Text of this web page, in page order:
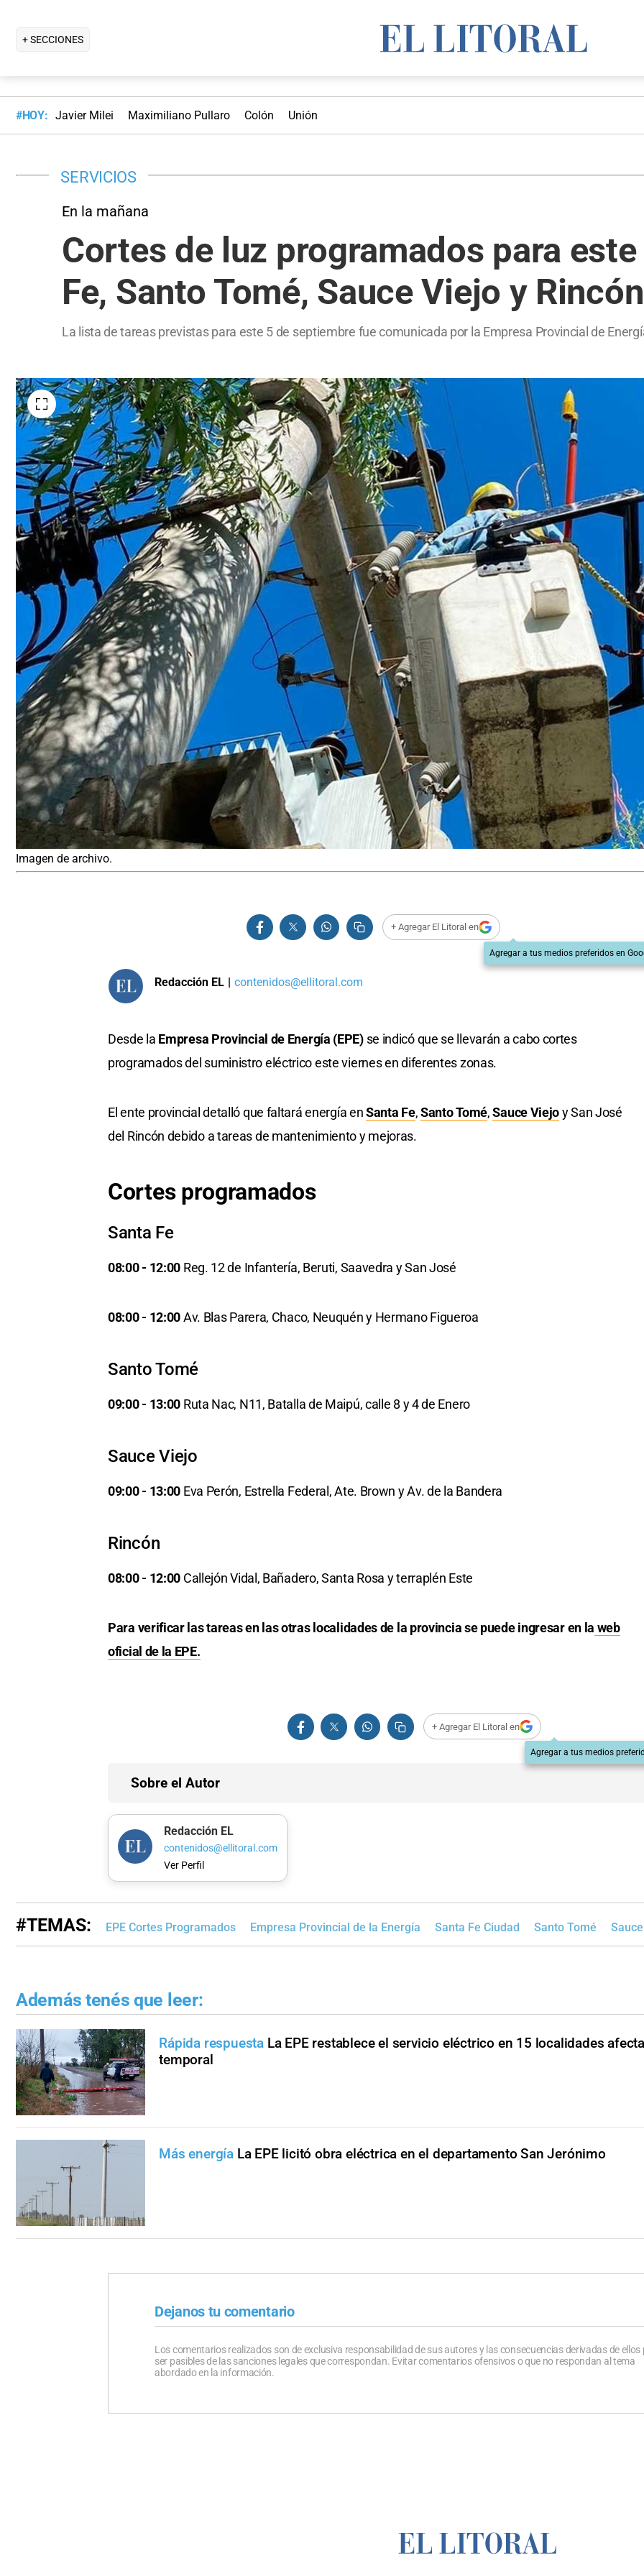
+ SECCIONES
#HOY: Javier Milei Maximiliano Pullaro Colón Unión
SERVICIOS
En la mañana
Cortes de luz programados para
Fe, Santo Tomé, Sauce Viejo y Rincón
La lista de tareas previstas para este 5 de septiembre fue comunicada por la Empresa Provincial de
Imagen de archivo.
+ Agregar El Litoral en
Agregar a tus medios preferidos en
Redacción EL | contenidos@ellitoral.com
Desde la Empresa Provincial de Energía (EPE) se indicó que se llevarán a cabo cortes
programados del suministro eléctrico este viernes en diferentes zonas.
El ente provincial detalló que faltará energía enSanta Fe,Santo Tomé,Sauce Viejoy San José
del Rincón debido a tareas de mantenimiento y mejoras.
Cortes programados
Sant a Fe
08:00 - 12:00 Reg. 12 de Infantería, Beruti, Saavedra y San José
08:00 - 12:00Av. Blas Parera, Chaco, Neuquén y Hermano Figueroa
Santo Tomé
09:00 - 13:00 Ruta Nac, N11, Batalla de Maipú, calle 8 y 4 de Enero
Sauce Viejo
09:00 - 13:00 Eva Perón, Estrella Federal, Ate. Brown y Av. de la Bandera
Rincón
08:00 - 12:00 Callejón Vidal, Bañadero, Santa Rosa y terraplén Este
Para verificar las tareas en las otras localidades de la provincia se puede ingresar en la web
oficial de la EPE.
+ Agregar El Litoral en
Agregar a tus medios
Sobre el Autor
Redacción EL
contenidos@ellitoral.com
Ver Perfil
#TEMAS: EPE Cortes Programados Empresa Provincial de la Energía Santa Fe Ciudad Santo Tomé
Además tenés que leer:
Rápida respuesta La EPE restablece el servicio eléctrico en 15 localidades
temporal
Más energía La EPE licitó obra eléctrica en el departamento San Jerónimo
Dejanos tu comentario
Los comentarios realizados son de exclusiva responsabilidad de sus autores y las consecuencias derivadas de ellos
ser pasibles de las sanciones legales que correspondan. Evitar comentarios ofensivos o que no respondan al tema
abordado en la información.